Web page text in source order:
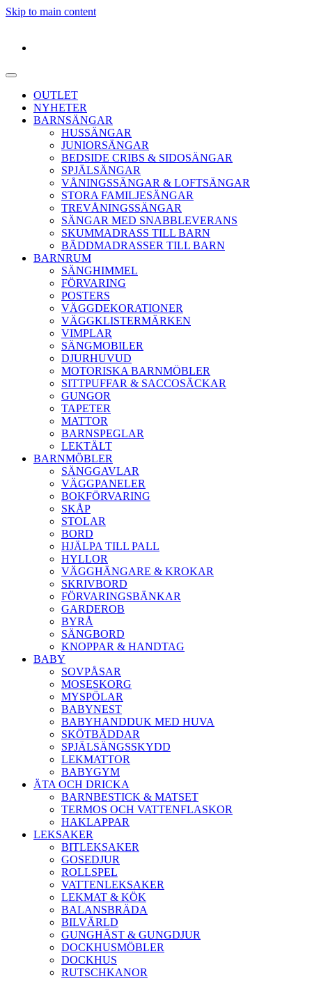
Skip to main content
OUTLET
NYHETER
BARNSÄNGAR
HUSSÄNGAR
JUNIORSÄNGAR
BEDSIDE CRIBS & SIDOSÄNGAR
SPJÄLSÄNGAR
VÅNINGSSÄNGAR & LOFTSÄNGAR
STORA FAMILJESÄNGAR
TREVÅNINGSSÄNGAR
SÄNGAR MED SNABBLEVERANS
SKUMMADRASS TILL BARN
BÄDDMADRASSER TILL BARN
BARNRUM
SÄNGHIMMEL
FÖRVARING
POSTERS
VÄGGDEKORATIONER
VÄGGKLISTERMÄRKEN
VIMPLAR
SÄNGMOBILER
DJURHUVUD
MOTORISKA BARNMÖBLER
SITTPUFFAR & SACCOSÄCKAR
GUNGOR
TAPETER
MATTOR
BARNSPEGLAR
LEKTÄLT
BARNMÖBLER
SÄNGGAVLAR
VÄGGPANELER
BOKFÖRVARING
SKÅP
STOLAR
BORD
HJÄLPA TILL PALL
HYLLOR
VÄGGHÄNGARE & KROKAR
SKRIVBORD
FÖRVARINGSBÄNKAR
GARDEROB
BYRÅ
SÄNGBORD
KNOPPAR & HANDTAG
BABY
SOVPÅSAR
MOSESKORG
MYSPÖLAR
BABYNEST
BABYHANDDUK MED HUVA
SKÖTBÄDDAR
SPJÄLSÄNGSSKYDD
LEKMATTOR
BABYGYM
ÄTA OCH DRICKA
BARNBESTICK & MATSET
TERMOS OCH VATTENFLASKOR
HAKLAPPAR
LEKSAKER
BITLEKSAKER
GOSEDJUR
ROLLSPEL
VATTENLEKSAKER
LEKMAT & KÖK
BALANSBRÄDA
BILVÄRLD
GUNGHÄST & GUNGDJUR
DOCKHUSMÖBLER
DOCKHUS
RUTSCHKANOR